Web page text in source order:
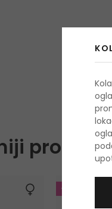
-20%. KOD: